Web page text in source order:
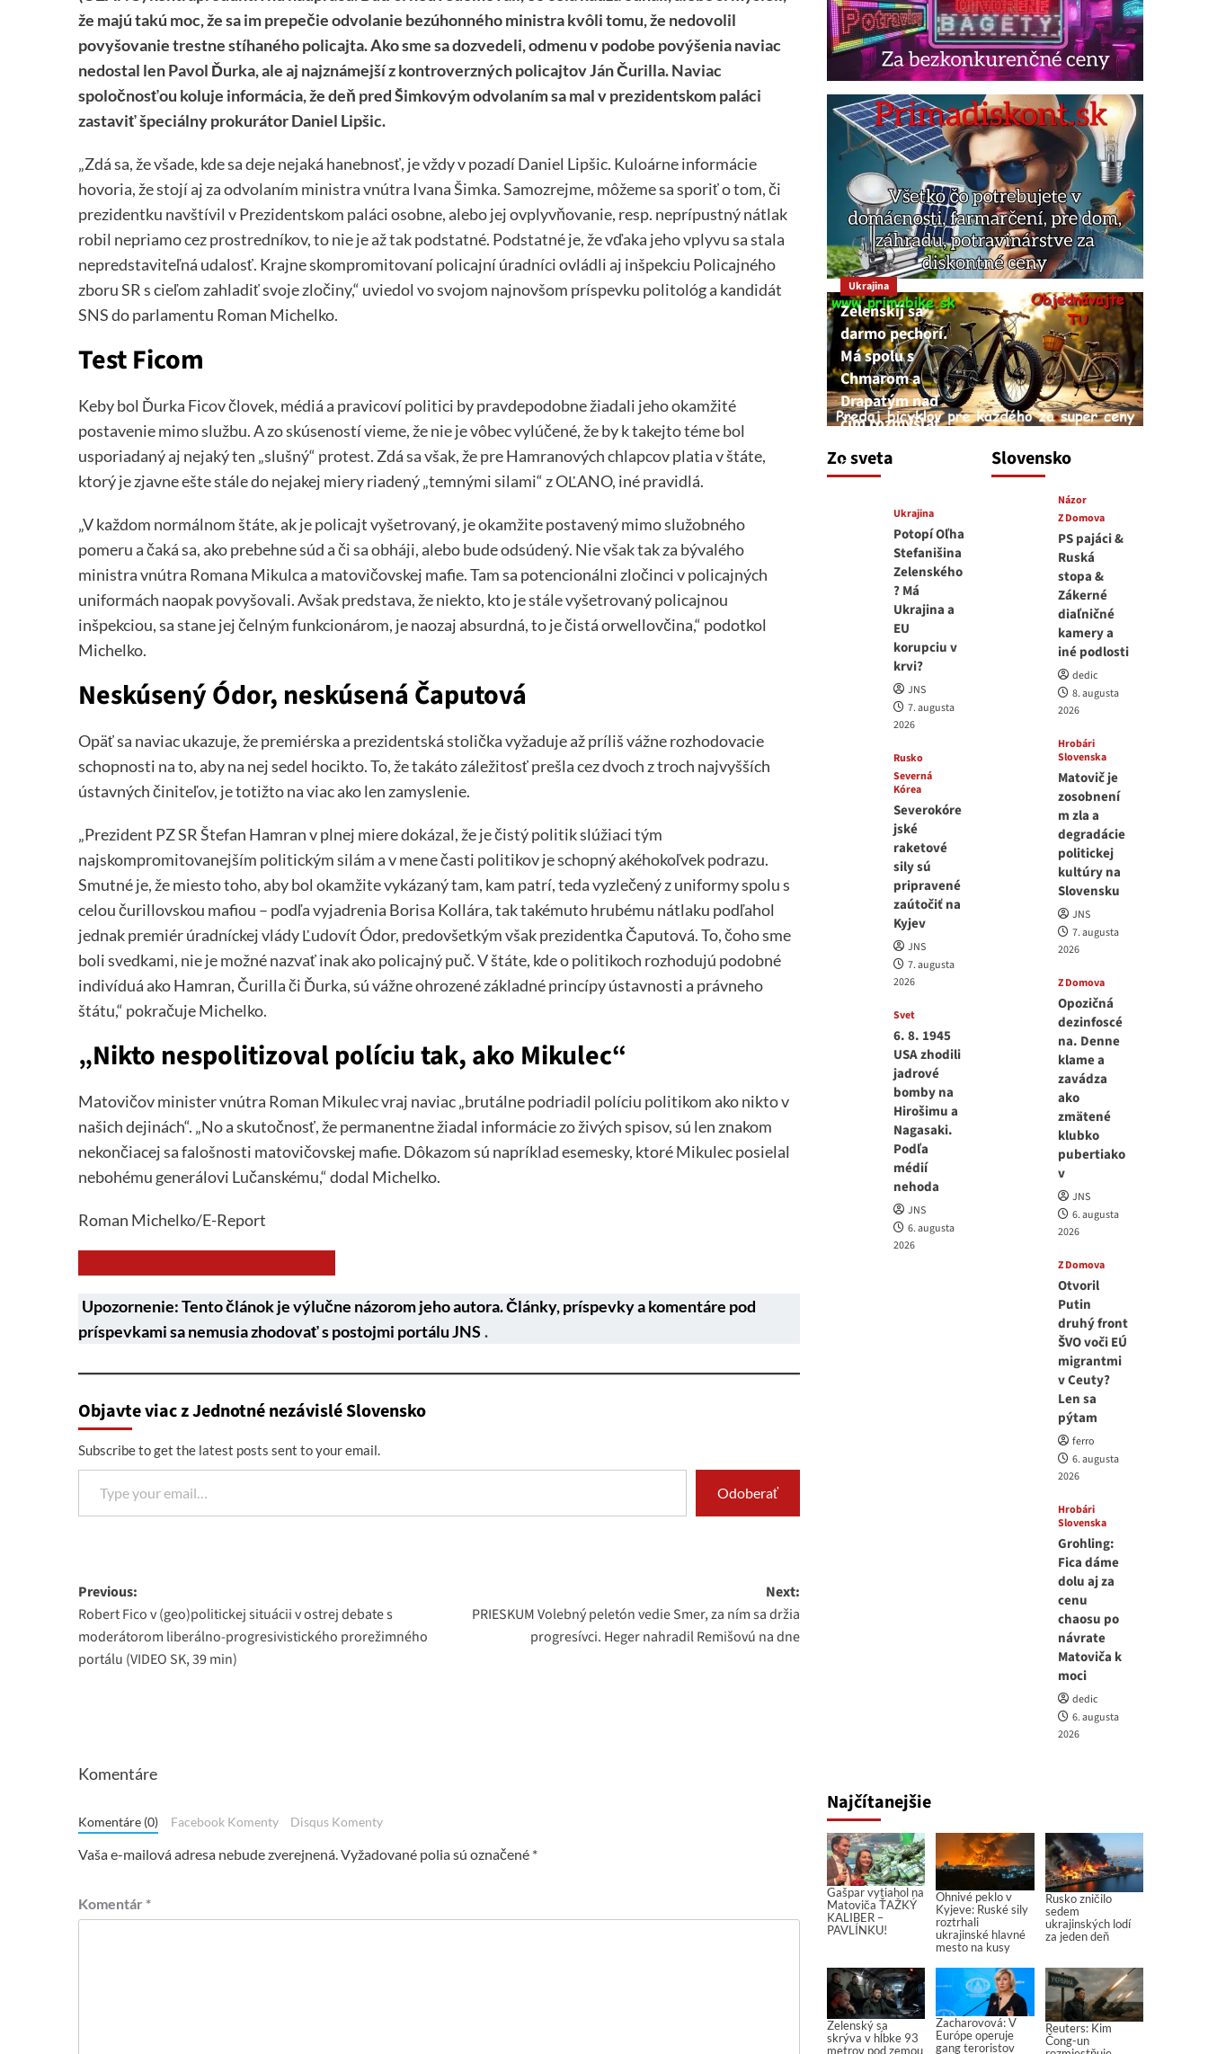
že majú takú moc, že sa im prepečie odvolanie bezúhonného ministra kvôli tomu, že nedovolil
povyšovanie trestne stíhaného policajta. Ako sme sa dozvedeli, odmenu v podobe povýšenia naviac
nedostal len Pavol Ďurka, ale aj najznámejší z kontroverzných policajtov Ján Čurilla. Naviac
spoločnosťou koluje informácia, že deň pred Šimkovým odvolaním sa mal v prezidentskom paláci
zastaviť špeciálny prokurátor Daniel Lipšic.
„Zdá sa, že všade, kde sa deje nejaká hanebnosť, je vždy v pozadí Daniel Lipšic. Kuloárne informácie
hovoria, že stojí aj za odvolaním ministra vnútra Ivana Šimka. Samozrejme, môžeme sa sporiť o tom, či
prezidentku navštívil v Prezidentskom paláci osobne, alebo jej ovplyvňovanie, resp. neprípustný nátlak
robil nepriamo cez prostredníkov, to nie je až tak podstatné. Podstatné je, že vďaka jeho vplyvu sa stala
nepredstaviteľná udalosť. Krajne skompromitovaní policajní úradníci ovládli aj inšpekciu Policajného
zboru SR s cieľom zahladiť svoje zločiny,“ uviedol vo svojom najnovšom príspevku politológ a kandidát
SNS do parlamentu Roman Michelko.
Test Ficom
Keby bol Ďurka Ficov človek, médiá a pravicoví politici by pravdepodobne žiadali jeho okamžité
postavenie mimo službu. A zo skúseností vieme, že nie je vôbec vylúčené, že by k takejto téme bol
usporiadaný aj nejaký ten „slušný“ protest. Zdá sa však, že pre Hamranových chlapcov platia v štáte,
ktorý je zjavne ešte stále do nejakej miery riadený „temnými silami“ z OĽANO, iné pravidlá.
„V každom normálnom štáte, ak je policajt vyšetrovaný, je okamžite postavený mimo služobného
pomeru a čaká sa, ako prebehne súd a či sa obháji, alebo bude odsúdený. Nie však tak za bývalého
ministra vnútra Romana Mikulca a matovičovskej mafie. Tam sa potencionálni zločinci v policajných
uniformách naopak povyšovali. Avšak predstava, že niekto, kto je stále vyšetrovaný policajnou
inšpekciou, sa stane jej čelným funkcionárom, je naozaj absurdná, to je čistá orwellovčina,“ podotkol
Michelko.
Neskúsený Ódor, neskúsená Čaputová
Opäť sa naviac ukazuje, že premiérska a prezidentská stolička vyžaduje až príliš vážne rozhodovacie
schopnosti na to, aby na nej sedel hocikto. To, že takáto záležitosť prešla cez dvoch z troch najvyšších
ústavných činiteľov, je totižto na viac ako len zamyslenie.
„Prezident PZ SR Štefan Hamran v plnej miere dokázal, že je čistý politik slúžiaci tým
najskompromitovanejším politickým silám a v mene časti politikov je schopný akéhokoľvek podrazu.
Smutné je, že miesto toho, aby bol okamžite vykázaný tam, kam patrí, teda vyzlečený z uniformy spolu s
celou čurillovskou mafiou – podľa vyjadrenia Borisa Kollára, tak takémuto hrubému nátlaku podľahol
jednak premiér úradníckej vlády Ľudovít Ódor, predovšetkým však prezidentka Čaputová. To, čoho sme
boli svedkami, nie je možné nazvať inak ako policajný puč. V štáte, kde o politikoch rozhodujú podobné
indivíduá ako Hamran, Čurilla či Ďurka, sú vážne ohrozené základné princípy ústavnosti a právneho
štátu,“ pokračuje Michelko.
„Nikto nespolitizoval políciu tak, ako Mikulec“
Matovičov minister vnútra Roman Mikulec vraj naviac „brutálne podriadil políciu politikom ako nikto v
našich dejinách“. „No a skutočnosť, že permanentne žiadal informácie zo živých spisov, sú len znakom
nekončiacej sa falošnosti matovičovskej mafie. Dôkazom sú napríklad esemesky, ktoré Mikulec posielal
nebohému generálovi Lučanskému,“ dodal Michelko.
Roman Michelko/E-Report
Upozornenie: Tento článok je výlučne názorom jeho autora. Články, príspevky a komentáre pod
príspevkami sa nemusia zhodovať s postojmi portálu JNS .
Objavte viac z Jednotné nezávislé Slovensko
Subscribe to get the latest posts sent to your email.
Type your email…
Odoberať
Post
navigation
Previous:
Robert Fico v (geo)politickej situácii v ostrej debate s
moderátorom liberálno-progresivistického prorežimného
portálu (VIDEO SK, 39 min)
Next:
PRIESKUM Volebný peletón vedie Smer, za ním sa držia
progresívci. Heger nahradil Remišovú na dne
Komentáre
Komentáre (0) Facebook Komenty Disqus Komenty
Vaša e-mailová adresa nebude zverejnená. Vyžadované polia sú označené *
Komentár *
Zo sveta
Ukrajina
Zelenskij sa
darmo pechorí.
Má spolu s
Chmarom a
Drapatým nad
čím rozmýšľať
medvedar
8. augusta 2026
Ukrajina
Potopí Oľha
Stefanišina
Zelenského
? Má
Ukrajina a
EU
korupciu v
krvi?
JNS
7. augusta
2026
Rusko
Severná
Kórea
Severokóre
jské
raketové
sily sú
pripravené
zaútočiť na
Kyjev
JNS
7. augusta
2026
Svet
6. 8. 1945
USA zhodili
jadrové
bomby na
Hirošimu a
Nagasaki.
Podľa
médií
nehoda
JNS
6. augusta
2026
Slovensko
Názor
Z Domova
PS pajáci &
Ruská
stopa &
Zákerné
diaľničné
kamery a
iné podlosti
dedic
8. augusta
2026
Hrobári
Slovenska
Matovič je
zosobnení
m zla a
degradácie
politickej
kultúry na
Slovensku
JNS
7. augusta
2026
Z Domova
Opozičná
dezinfoscé
na. Denne
klame a
zavádza
ako
zmätené
klubko
pubertiako
v
JNS
6. augusta
2026
Z Domova
Otvoril
Putin
druhý front
ŠVO voči EÚ
migrantmi
v Ceuty?
Len sa
pýtam
ferro
6. augusta
2026
Hrobári
Slovenska
Grohling:
Fica dáme
dolu aj za
cenu
chaosu po
návrate
Matoviča k
moci
dedic
6. augusta
2026
Najčítanejšie
Gašpar vytiahol na
Matoviča ŤAŽKÝ
KALIBER –
PAVLÍNKU!
Ohnivé peklo v
Kyjeve: Ruské sily
roztrhali
ukrajinské hlavné
mesto na kusy
Rusko zničilo
sedem
ukrajinských lodí
za jeden deň
Zelenský sa
skrýva v hĺbke 93
metrov pod zemou
Zacharovová: V
Európe operuje
gang teroristov
Reuters: Kim
Čong-un